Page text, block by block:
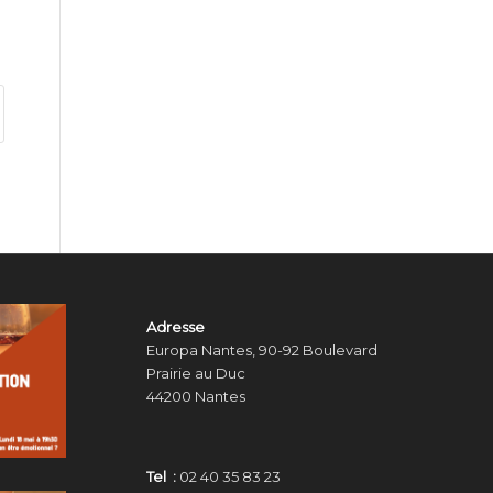
Adresse
Europa Nantes, 90-92 Boulevard
Prairie au Duc
44200 Nantes
Tel : 02 40 35 83 23